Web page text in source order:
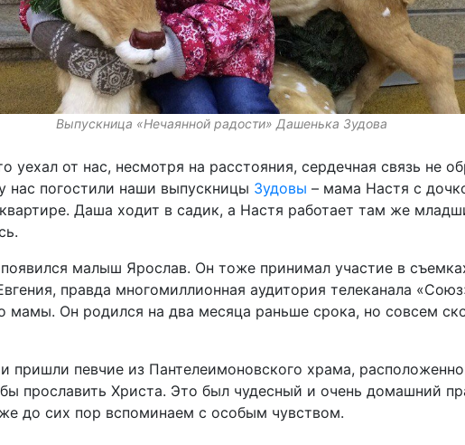
Выпускница «Нечаянной радости» Дашенька Зудова
уехал от нас, несмотря на расстояния, сердечная связь не
нас погостили наши выпускницы Зудовы – мама Настя с
Даша ходит в садик, а Настя работает там же
малыш Ярослав. Он тоже принимал участие в
правда многомиллионная аудитория телеканала
мамы. Он родился на два месяца раньше срока, но совсем
пришли певчие из Пантелеимоновского храма,
прославить Христа. Это был чудесный и очень домашний
до сих пор вспоминаем с особым чувством.